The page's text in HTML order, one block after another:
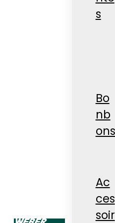
s
Bo
nb
ons
Ac
ces
soir